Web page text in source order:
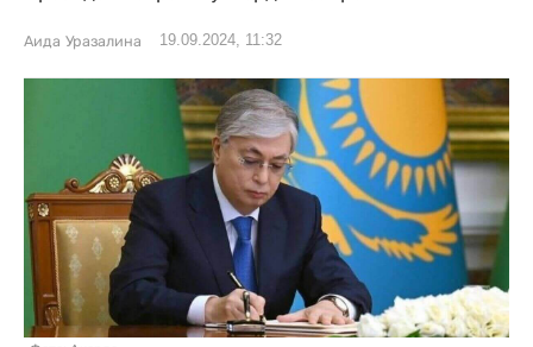
Аида Уразалина 19.09.2024, 11:32